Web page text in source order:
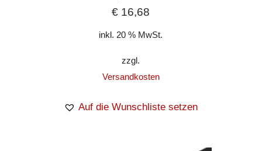
€ 16,68
inkl. 20 % MwSt.
zzgl.
Versandkosten
Auf die Wunschliste setzen